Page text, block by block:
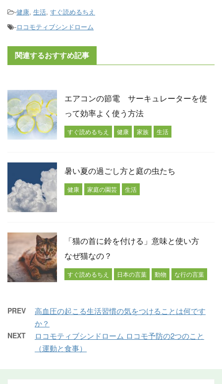
-健康, 生活, すぐ読めるちえ
-ロコモティブシンドローム
関連するおすすめ記事
エアコンの節電 サーキュレーターを使
って効率よく使う方法
すぐ読めるちえ 健康 家族 生活
暑い夏の過ごし方と庭の虫たち
健康 家庭の園芸 生活
「猫の首に鈴を付ける」意味と使い方
なぜ猫なの？
すぐ読めるちえ 日本の言葉 動物 な行の言葉
PREV
高血圧の起こる生活習慣の気をつけることは何です
か？
NEXT
ロコモティブシンドローム ロコモ予防の2つのこと
（運動と食事）